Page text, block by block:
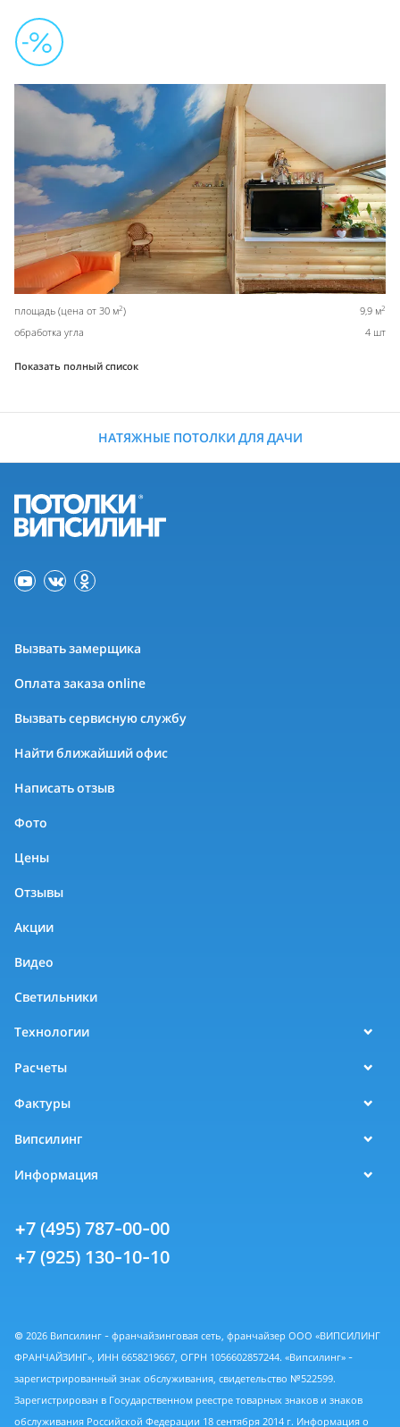
площадь (цена от 30 м2) 9,9 м2
обработка угла 4 шт
Показать полный список
НАТЯЖНЫЕ ПОТОЛКИ ДЛЯ ДАЧИ
Вызвать замерщика
Оплата заказа online
Вызвать сервисную службу
Найти ближайший офис
Написать отзыв
Фото
Цены
Отзывы
Акции
Видео
Светильники
Технологии
Расчеты
Фактуры
Випсилинг
Информация
+7 (495) 787-00-00
+7 (925) 130-10-10
© 2026 Випсилинг - франчайзинговая сеть, франчайзер ООО «ВИПСИЛИНГ
ФРАНЧАЙЗИНГ», ИНН 6658219667, ОГРН 1056602857244. «Випсилинг» -
зарегистрированный знак обслуживания, свидетельство №522599.
Зарегистрирован в Государственном реестре товарных знаков и знаков
обслуживания Российской Федерации 18 сентября 2014 г. Информация о